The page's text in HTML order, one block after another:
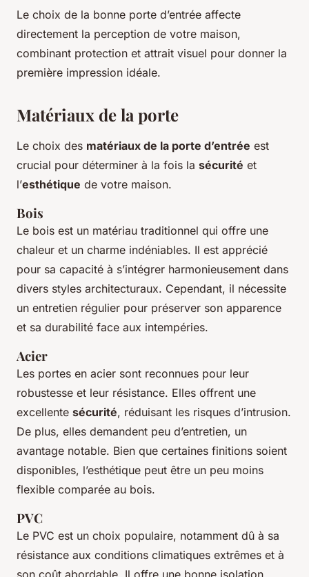
Le choix de la bonne porte d’entrée affecte
directement la perception de votre maison,
combinant protection et attrait visuel pour donner la
première impression idéale.
Matériaux de la porte
Le choix des matériaux de la porte d’entrée est
crucial pour déterminer à la fois la sécurité et
l’esthétique de votre maison.
Bois
Le bois est un matériau traditionnel qui offre une
chaleur et un charme indéniables. Il est apprécié
pour sa capacité à s’intégrer harmonieusement dans
divers styles architecturaux. Cependant, il nécessite
un entretien régulier pour préserver son apparence
et sa durabilité face aux intempéries.
Acier
Les portes en acier sont reconnues pour leur
robustesse et leur résistance. Elles offrent une
excellente sécurité, réduisant les risques d’intrusion.
De plus, elles demandent peu d’entretien, un
avantage notable. Bien que certaines finitions soient
disponibles, l’esthétique peut être un peu moins
flexible comparée au bois.
PVC
Le PVC est un choix populaire, notamment dû à sa
résistance aux conditions climatiques extrêmes et à
son coût abordable. Il offre une bonne isolation